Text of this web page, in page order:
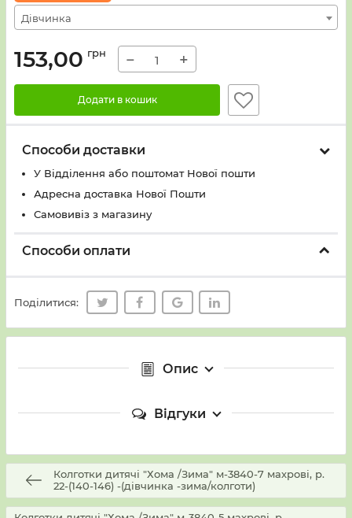
Дівчинка
153,00 грн − +
Додати в кошик
Способи доставки
У Вiддiлення або поштомат Нової пошти
Адресна доставка Нової Пошти
Самовивіз з магазину
Способи оплати
Поділитися:
Опис
Відгуки
Колготки дитячі "Хома /Зима" м-3840-7 махрові, р.
22-(140-146) -(дівчинка -зима/колготи)